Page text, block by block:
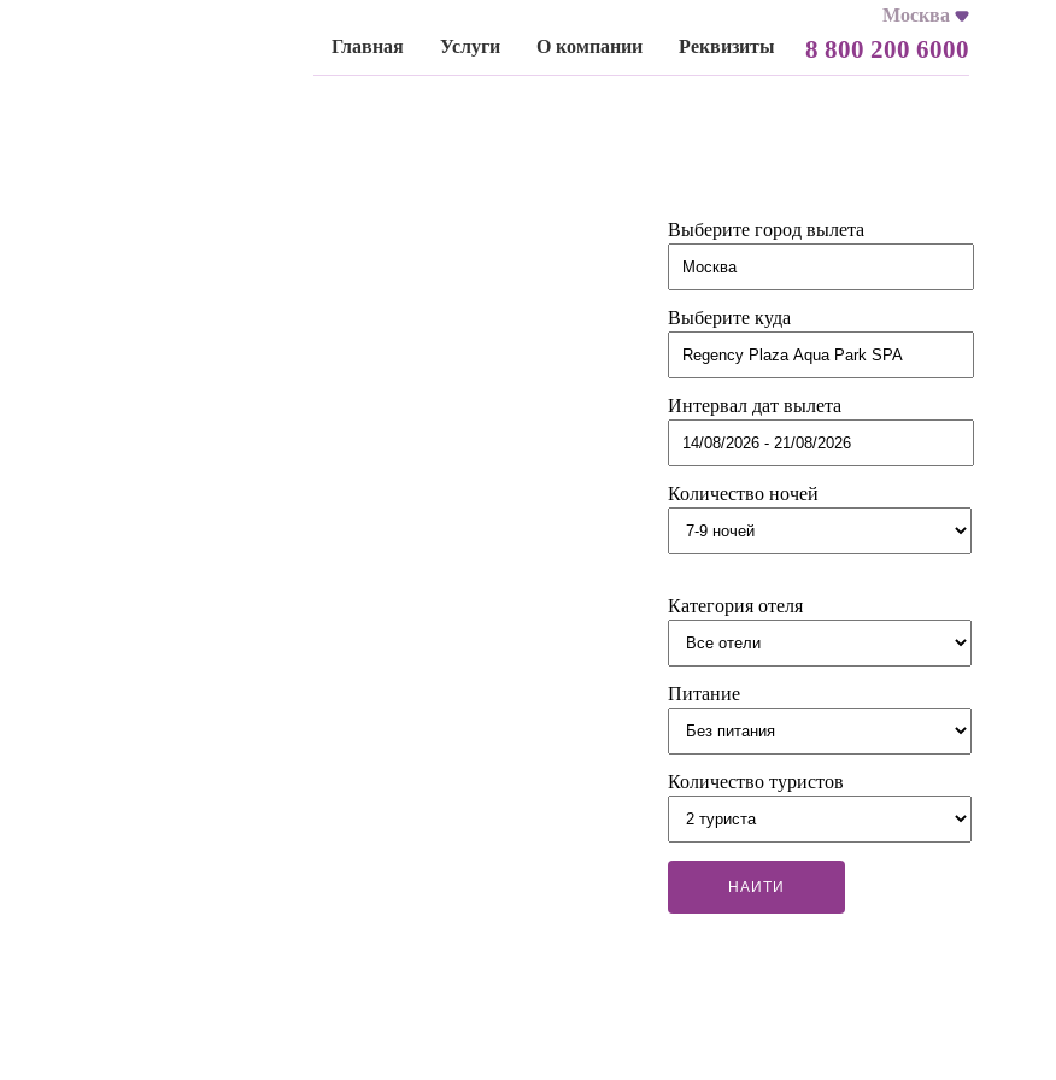
Москва
Главная
Услуги О компании Реквизиты 8 800 200 6000
Выберите город вылета
Выберите куда
Интервал дат вылета
Количество ночей
Категория отеля
Питание
Количество туристов
НАИТИ